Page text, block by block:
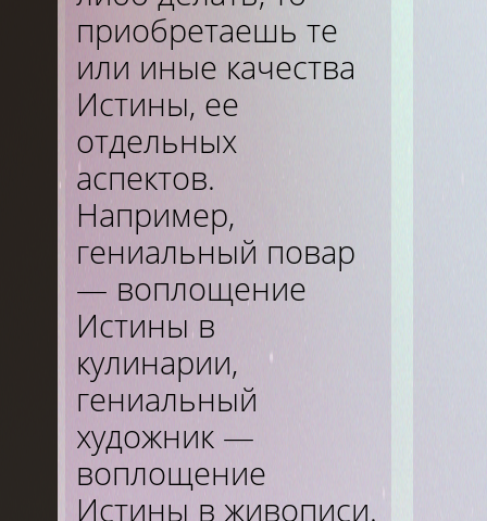
приобретаешь те
или иные качества
Истины, ее
отдельных
аспектов.
Например,
гениальный повар
— воплощение
Истины в
кулинарии,
гениальный
художник —
воплощение
Истины в живописи.